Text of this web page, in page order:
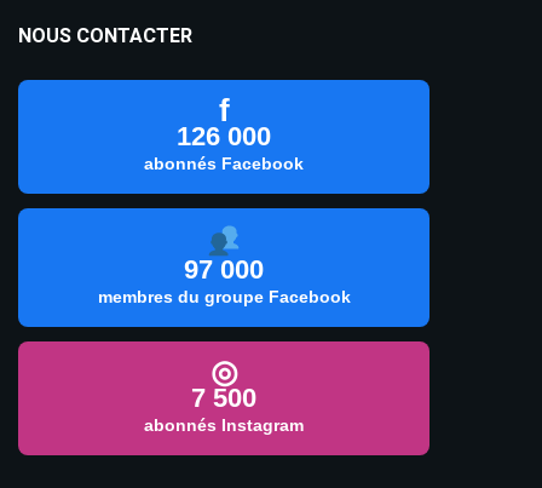
NOUS CONTACTER
f
126 000
abonnés Facebook
97 000
membres du groupe Facebook
◎
7 500
abonnés Instagram